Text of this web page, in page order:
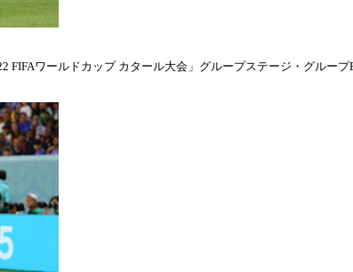
ワールドカップ カタール大会」グループステージ・グループ